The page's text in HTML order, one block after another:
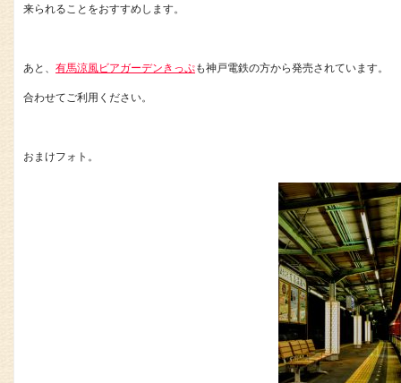
来られることをおすすめします。
あと、 有馬涼風ビアガーデンきっぷも神戸電鉄の方から発売されています。
合わせてご利用ください。
おまけフォト。